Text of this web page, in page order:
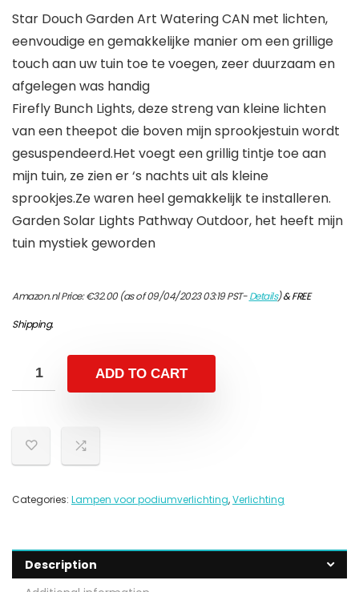
Star Douch Garden Art Watering CAN met lichten,
eenvoudige en gemakkelijke manier om een ​​grillige
touch aan uw tuin toe te voegen, zeer duurzaam en
afgelegen was handig
Firefly Bunch Lights, deze streng van kleine lichten
van een theepot die boven mijn sprookjestuin wordt
gesuspendeerd.Het voegt een grillig tintje toe aan
mijn tuin, ze zien er ‘s nachts uit als kleine
sprookjes.Ze waren heel gemakkelijk te installeren.
Garden Solar Lights Pathway Outdoor, het heeft mijn
tuin mystiek geworden
Amazon.nl Price:€32.00(as of 09/04/2023 03:19 PST-Details)&FREE
Shipping.
ADD TO CART
Categories: Lampen voor podiumverlichting,Verlichting
Description